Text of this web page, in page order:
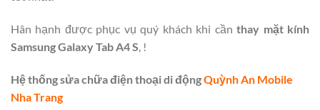
Hân hạnh được phục vụ quý khách khi cầnthay mặt kính
Samsung Galaxy Tab A4 S, !
Hệ thống sửa chữa điện thoại di độngQuỳnh An Mobile
Nha Trang